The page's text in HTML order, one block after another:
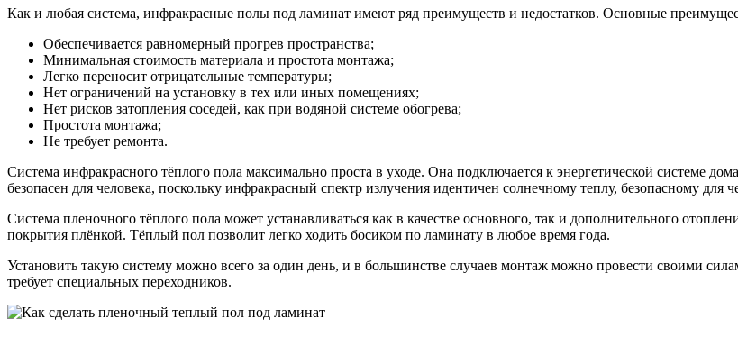
Как и любая система, инфракрасные полы под ламинат имеют ряд преимуществ и недостатков. Основные
Обеспечивается равномерный прогрев пространства;
Минимальная стоимость материала и простота монтажа;
Легко переносит отрицательные температуры;
Нет ограничений на установку в тех или иных помещениях;
Нет рисков затопления соседей, как при водяной системе обогрева;
Простота монтажа;
Не требует ремонта.
Система инфракрасного тёплого пола максимально проста в уходе. Она подключается к энергетической системе
безопасен для человека, поскольку инфракрасный спектр излучения идентичен солнечному теплу, безопасному для
Система пленочного тёплого пола может устанавливаться как в качестве основного, так и дополнительного
покрытия плёнкой. Тёплый пол позволит легко ходить босиком по ламинату в любое время года.
Установить такую систему можно всего за один день, и в большинстве случаев монтаж можно провести своими
требует специальных переходников.